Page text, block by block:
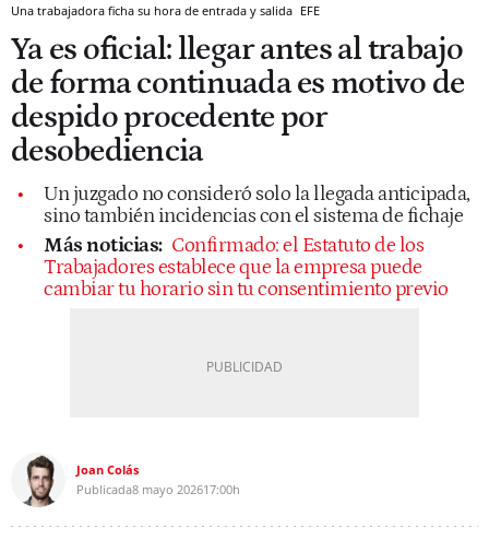
Una trabajadora ficha su hora de entrada y salida EFE
Ya es oficial: llegar antes al trabajo
de forma continuada es motivo de
despido procedente por
desobediencia
Un juzgado no consideró solo la llegada anticipada,
sino también incidencias con el sistema de fichaje
Más noticias: Confirmado: el Estatuto de los
Trabajadores establece que la empresa puede
cambiar tu horario sin tu consentimiento previo
Joan Colás
Publicada8 mayo 202617:00h